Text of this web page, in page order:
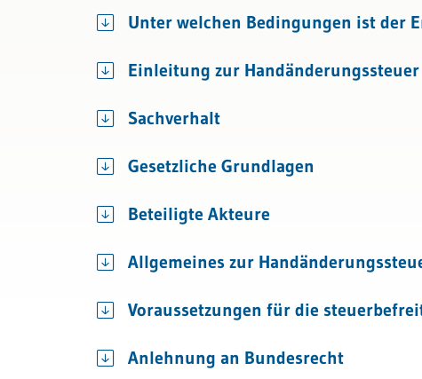
Bau & ImmobilienRechnungslegung und
Rechnungswesen
Steuern
Unter welchen Bedingungen ist der
Einleitung zur Handänderungssteuer
Sachverhalt
Gesetzliche Grundlagen
Beteiligte Akteure
Allgemeines zur
Voraussetzungen für die
Anlehnung an Bundesrecht